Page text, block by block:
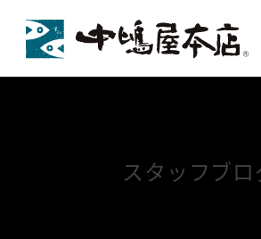
スタッフブロ